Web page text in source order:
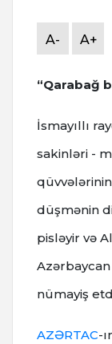
A- A+
“Qarabağ
İsmayıllı
sakinləri -
düşmənin
pisləyir və
nümayiş
AZƏRTAC-